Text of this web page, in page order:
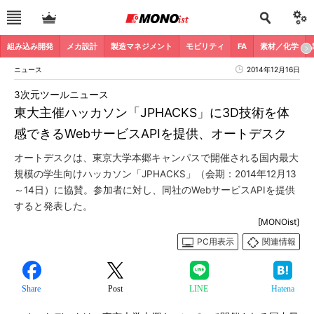
組み込み開発 メカ設計 製造マネジメント モビリティ FA 素材／化学
ニュース 2014年12月16日
東大主催ハッカソン「JPHACKS」に3D技術を体
感できるWebサービスAPIを提供、オートデスク
3次元ツールニュース
オートデスクは、東京大学本郷キャンパスで開催される国内最大
規模の学生向けハッカソン「JPHACKS」（会期：2014年12月13
～14日）に協賛。参加者に対し、同社のWebサービスAPIを提供
すると発表した。
[MONOist]
PC用表示
関連情報
Share Post LINE Hatena